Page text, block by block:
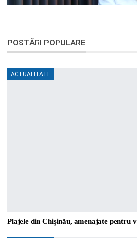
POSTĂRI POPULARE
ACTUALITATE
Plajele din Chișinău, amenajate pentru